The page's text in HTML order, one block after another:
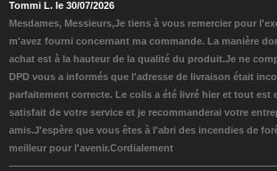
Tommi L. le 30/07/2026
Mesdames, Messieurs,Je tiens à vous remercier pour
m'avez fourni concernant ma commande. La manière
achat est à la hauteur de la qualité du produit.Je ne
DPD vous a informés que l'adresse de livraison était
parfaitement correcte. Le colis a été livré hier et tout est
satisfait de votre service et je recommanderai votre
amis.J'espère que vous êtes à l'abri des incendies de
meilleur pour l'avenir.Cordialement